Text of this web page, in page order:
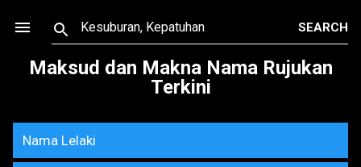
Skip to main content
Maksud dan Makna Nama Rujukan
Terkini
Nama Lelaki